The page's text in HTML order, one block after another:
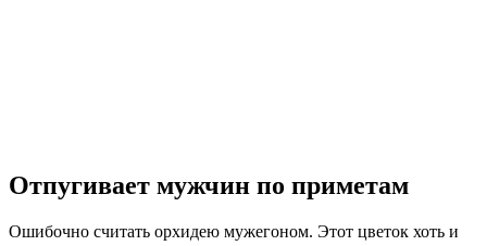
Отпугивает мужчин по приметам
Ошибочно считать орхидею мужегоном. Этот цветок хоть и